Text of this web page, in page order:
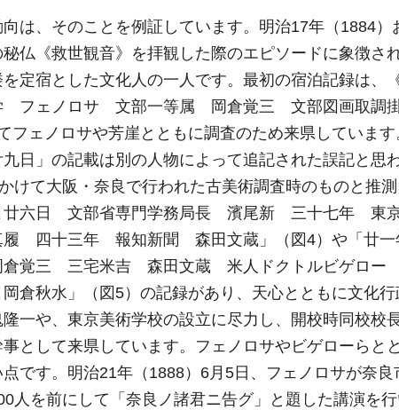
は、そのことを例証しています。明治17年（1884）
仏《救世観音》を拝観した際のエピソードに象徴さ
定宿とした文化人の一人です。最初の宿泊記録は、
フェノロサ 文部一等属 岡倉覚三 文部図画取
ェノロサや芳崖とともに調査のため来県しています
日」の記載は別の人物によって追記された誤記と思
けて大阪・奈良で行われた古美術調査時のものと推
廿六日 文部省専門学務局長 濱尾新 三十七年 東
四十三年 報知新聞 森田文蔵」（図4）や「廿一
覚三 三宅米吉 森田文蔵 米人ドクトルビゲロー
倉秋水」（図5）の記録があり、天心とともに文化
一や、東京美術学校の設立に尽力し、開校時同校校
として来県しています。フェノロサやビゲローらと
です。明治21年（1888）6月5日、フェノロサが奈良
人を前にして「奈良ノ諸君ニ告グ」と題した講演を